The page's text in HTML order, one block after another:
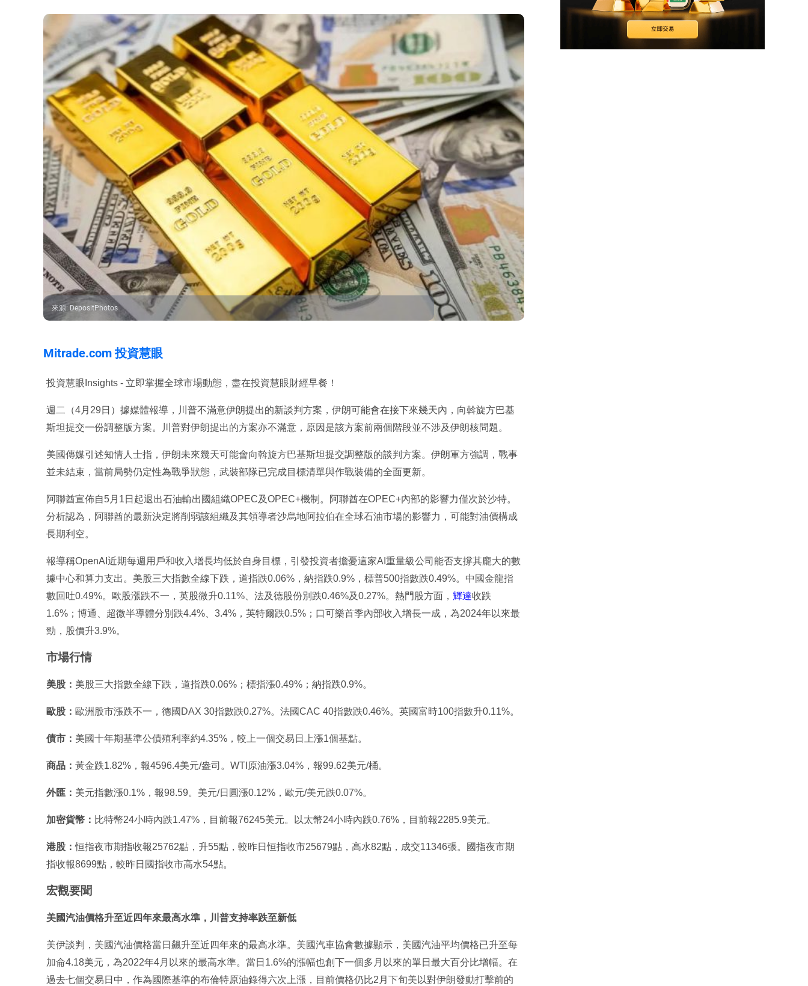
來源: DepositPhotos
Mitrade.com 投資慧眼
投資慧眼Insights - 立即掌握全球市場動態，盡在投資慧眼財經早餐！
週二（4月29日）據媒體報導，川普不滿意伊朗提出的新談判方案，伊朗可能會在接下來幾天內，向斡旋方巴基
斯坦提交一份調整版方案。川普對伊朗提出的方案亦不滿意，原因是該方案前兩個階段並不涉及伊朗核問題。
美國傳媒引述知情人士指，伊朗未來幾天可能會向斡旋方巴基斯坦提交調整版的談判方案。伊朗軍方強調，戰事
並未結束，當前局勢仍定性為戰爭狀態，武裝部隊已完成目標清單與作戰裝備的全面更新。
阿聯酋宣佈自5月1日起退出石油輸出國組織OPEC及OPEC+機制。阿聯酋在OPEC+內部的影響力僅次於沙特。
分析認為，阿聯酋的最新決定將削弱該組織及其領導者沙烏地阿拉伯在全球石油市場的影響力，可能對油價構成
長期利空。
報導稱OpenAI近期每週用戶和收入增長均低於自身目標，引發投資者擔憂這家AI重量級公司能否支撐其龐大的數
據中心和算力支出。美股三大指數全線下跌，道指跌0.06%，納指跌0.9%，標普500指數跌0.49%。中國金龍指
數回吐0.49%。歐股漲跌不一，英股微升0.11%、法及德股份別跌0.46%及0.27%。熱門股方面， 輝達收跌
1.6%；博通、超微半導體分別跌4.4%、3.4%，英特爾跌0.5%；口可樂首季內部收入增長一成，為2024年以來最
勁，股價升3.9%。
市場行情
美股： 美股三大指數全線下跌，道指跌0.06%；標指漲0.49%；納指跌0.9%。
歐股： 歐洲股市漲跌不一，德國DAX 30指數跌0.27%。法國CAC 40指數跌0.46%。英國富時100指數升0.11%。
債市： 美國十年期基準公債殖利率約4.35%，較上一個交易日上漲1個基點。
商品： 黃金跌1.82%，報4596.4美元/盎司。WTI原油漲3.04%，報99.62美元/桶。
外匯： 美元指數漲0.1%，報98.59。美元/日圓漲0.12%，歐元/美元跌0.07%。
加密貨幣： 比特幣24小時內跌1.47%，目前報76245美元。以太幣24小時內跌0.76%，目前報2285.9美元。
港股：恒指夜市期指收報25762點，升55點，較昨日恒指收市25679點，高水82點，成交11346張。國指夜市期
指收報8699點，較昨日國指收市高水54點。
宏觀要聞
美國汽油價格升至近四年來最高水準，川普支持率跌至新低
美伊談判，美國汽油價格當日飆升至近四年來的最高水準。美國汽車協會數據顯示，美國汽油平均價格已升至每
加侖4.18美元，為2022年4月以來的最高水準。當日1.6%的漲幅也創下一個多月以來的單日最大百分比增幅。在
過去七個交易日中，作為國際基準的布倫特原油錄得六次上漲，目前價格仍比2月下旬美以對伊朗發動打擊前的